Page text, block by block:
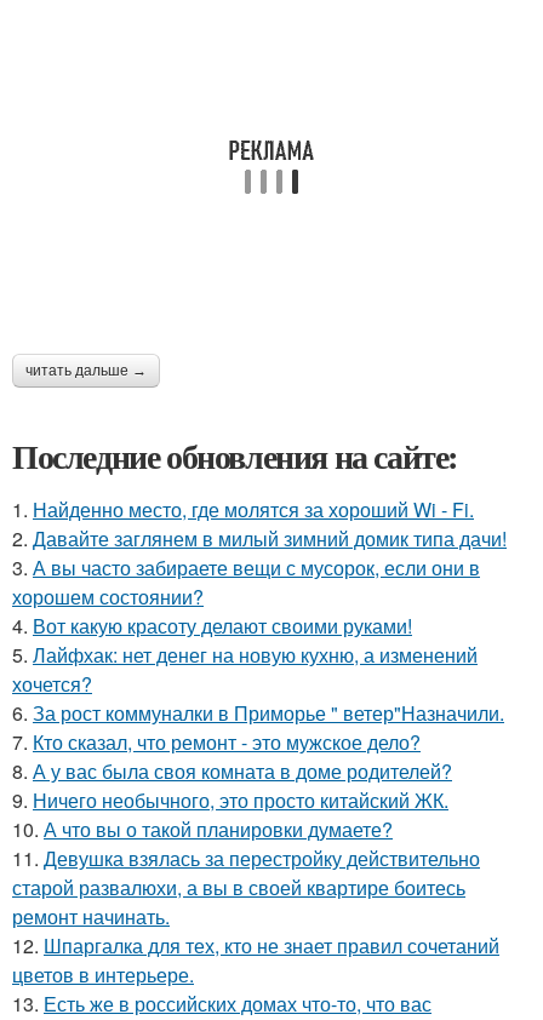
читать дальше →
Последние обновления на сайте:
1. Найденно место, где молятся за хороший Wi - Fi.
2. Давайте заглянем в милый зимний домик типа дачи!
3. А вы часто забираете вещи с мусорок, если они в
хорошем состоянии?
4. Вот какую красоту делают своими руками!
5. Лайфхак: нет денег на новую кухню, а изменений
хочется?
6. За рост коммуналки в Приморье " ветер"Назначили.
7. Кто сказал, что ремонт - это мужское дело?
8. А у вас была своя комната в доме родителей?
9. Ничего необычного, это просто китайский ЖК.
10. А что вы о такой планировки думаете?
11. Девушка взялась за перестройку действительно
старой развалюхи, а вы в своей квартире боитесь
ремонт начинать.
12. Шпаргалка для тех, кто не знает правил сочетаний
цветов в интерьере.
13. Есть же в российских домах что-то, что вас